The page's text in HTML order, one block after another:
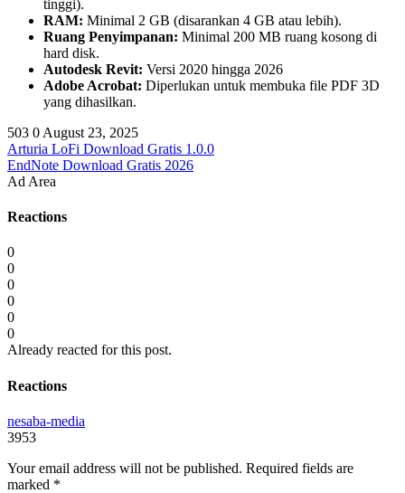
tinggi).
RAM: Minimal 2 GB (disarankan 4 GB atau lebih).
Ruang Penyimpanan: Minimal 200 MB ruang kosong di
hard disk.
Autodesk Revit: Versi 2020 hingga 2026
Adobe Acrobat: Diperlukan untuk membuka file PDF 3D
yang dihasilkan.
503 0 August 23, 2025
Arturia LoFi Download Gratis 1.0.0
EndNote Download Gratis 2026
Ad Area
Reactions
0
0
0
0
0
0
Already reacted for this post.
Reactions
nesaba-media
3953
Your email address will not be published. Required fields are
marked *